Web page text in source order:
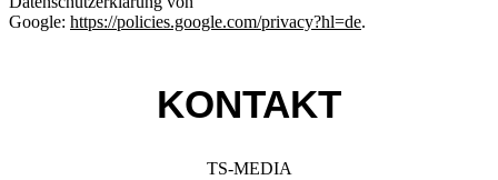
Google: https://policies.google.com/privacy?hl=de.
KONTAKT
TS-MEDIA